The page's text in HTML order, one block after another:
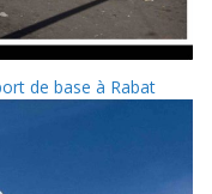
de base à Rabat